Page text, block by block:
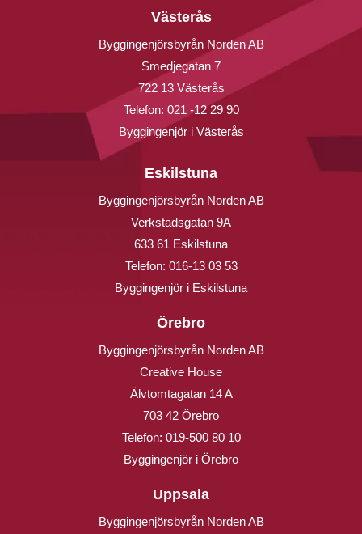
Västerås
Byggingenjörsbyrån Norden AB
Smedjegatan 7
722 13 Västerås
Telefon: 021 -12 29 90
Byggingenjör i Västerås
Eskilstuna
Byggingenjörsbyrån Norden AB
Verkstadsgatan 9A
633 61 Eskilstuna
Telefon: 016-13 03 53
Byggingenjör i Eskilstuna
Örebro
Byggingenjörsbyrån Norden AB
Creative House
Älvtomtagatan 14 A
703 42 Örebro
Telefon: 019-500 80 10
Byggingenjör i Örebro
Uppsala
Byggingenjörsbyrån Norden AB